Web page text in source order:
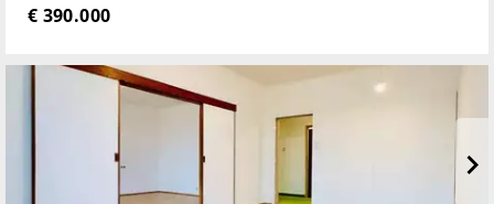
bietet eine Vielzahl von Nutzungsmöglichkeiten wie
€ 390.000